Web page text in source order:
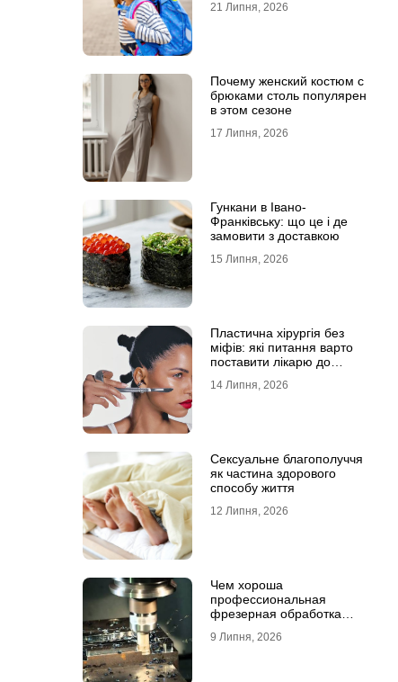
21 Липня, 2026
Почему женский костюм с
брюками столь популярен
в этом сезоне
17 Липня, 2026
Гункани в Івано-
Франківську: що це і де
замовити з доставкою
15 Липня, 2026
Пластична хірургія без
міфів: які питання варто
поставити лікарю до
14 Липня, 2026
Сексуальне благополуччя
як частина здорового
способу життя
12 Липня, 2026
Чем хороша
профессиональная
фрезерная обработка
9 Липня, 2026